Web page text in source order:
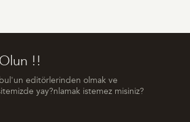
!!
editörlerinden olmak ve
yay?nlamak istemez misiniz?